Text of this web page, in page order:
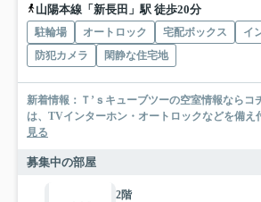
山陽本線「新長田」駅 徒歩20分
駐輪場 オートロック 宅配ボックス
イ
防犯カメラ
閑静な住宅地
新着情報：Ｔ’ｓキューブツーの空室情報ならコ
は、TVインターホン・オートロックなどを備え
見る
募集中の部屋
2階